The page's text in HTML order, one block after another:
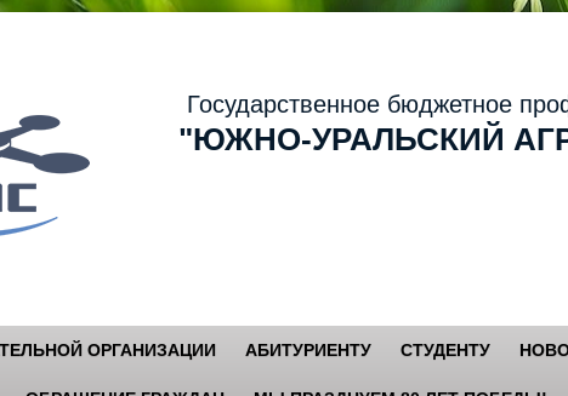
Государственное бюджетное
"ЮЖНО-УРАЛЬСКИЙ
ОРГАНИЗАЦИИ АБИТУРИЕНТУ СТУДЕНТУ